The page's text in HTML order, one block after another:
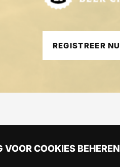
COOKIES BEHEREN
REGISTREER NU